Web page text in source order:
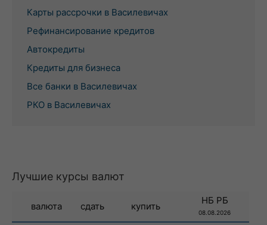
Карты рассрочки в Василевичах
Рефинансирование кредитов
Автокредиты
Кредиты для бизнеса
Все банки в Василевичах
РКО в Василевичах
Лучшие курсы валют
валюта сдать купить
НБ РБ
08.08.2026